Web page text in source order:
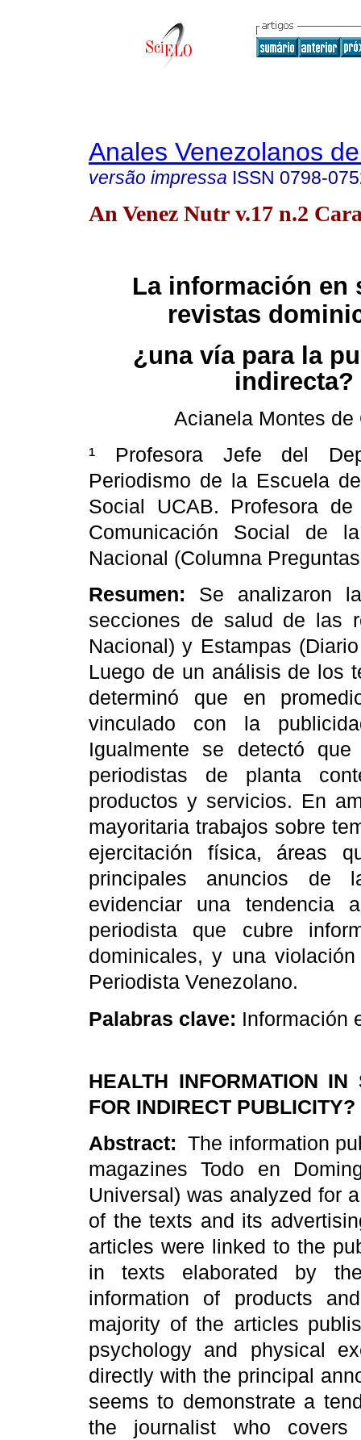
Anales Venezolanos
versão impressa ISSN 0798-
An Venez Nutr v.17 n.2
La información en
revistas
¿una vía para la
indirecta?
Acianela Montes de
¹ Profesora Jefe del
Periodismo de la Escuela
Social UCAB. Profesora
Comunicación Social de
Nacional (Columna
Resumen:
Se analizaron
secciones de salud de las
Nacional) y Estampas
Luego de un análisis de los
determinó que en
vinculado con la
Igualmente se detectó
periodistas de planta
productos y servicios. En
mayoritaria trabajos sobre
ejercitación física, áreas
principales anuncios de
evidenciar una tendencia
periodista que cubre
dominicales, y una
Periodista Venezolano.
Palabras clave: Información
HEALTH INFORMATION IN
FOR INDIRECT PUBLICITY?
Abstract: The information
magazines Todo en
Universal) was analyzed for
of the texts and its
articles were linked to the
in texts elaborated by
information of products
majority of the articles
psychology and physical
directly with the principal
seems to demonstrate a
the journalist who